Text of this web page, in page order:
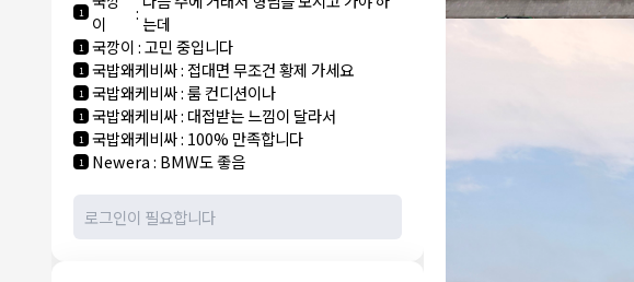
1
이
: 는데
1 국깡이:고민 중입니다
1 국밥왜케비싸: 접대면 무조건 황제 가세요
1 국밥왜케비싸:룸 컨디션이나
1 국밥왜케비싸: 대접받는 느낌이 달라서
1 국밥왜케비싸: 100% 만족합니다
1 Newera: BMW도 좋음